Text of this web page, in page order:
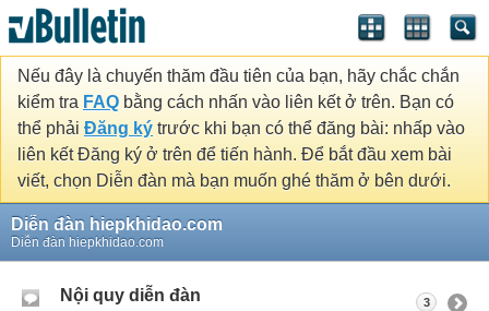
Nếu đây là chuyến thăm đầu tiên của bạn, hãy chắc chắn
kiểm tra FAQ bằng cách nhấn vào liên kết ở trên. Bạn có
thể phải Đăng ký trước khi bạn có thể đăng bài: nhấp vào
liên kết Đăng ký ở trên để tiến hành. Để bắt đầu xem bài
viết, chọn Diễn đàn mà bạn muốn ghé thăm ở bên dưới.
Diễn đàn hiepkhidao.com
Diễn đàn hiepkhidao.com
Nội quy diễn đàn 3